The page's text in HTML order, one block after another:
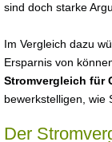
sind doch starke
Im Vergleich dazu
Ersparnis von
Stromvergleich für
bewerkstelligen, wie
Der